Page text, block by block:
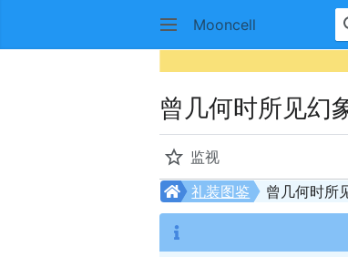
Mooncell
曾几何时所见幻
监视
曾几何时所
礼装图鉴